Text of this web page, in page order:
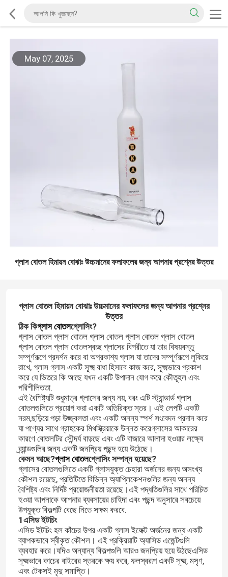
May 07, 2025
গ্লাস বোতল হিমায়ন বোঝাঃ উচ্চমানের ফলাফলের জন্য আপনার প্রশ্নের উত্তর
গ্লাস বোতল হিমায়ন বোঝাঃ উচ্চমানের ফলাফলের জন্য আপনার প্রশ্নের
উত্তর
ঠিক কিগ্লাস বোতলগ্লোসিং?
গ্লাস বোতল গ্লাস বোতল গ্লাস বোতল গ্লাস বোতল গ্লাস বোতল
গ্লাস বোতল গ্লাস বোতলস্বচ্ছ গ্লাসের বিপরীতে যা তার বিষয়বস্তু
সম্পূর্ণরূপে প্রদর্শন করে বা অপ্রকাশ্য গ্লাস যা তাদের সম্পূর্ণরূপে লুকিয়ে
রাখে, গ্লাস গ্লাস একটি সূক্ষ্ম বাধা হিসাবে কাজ করে, সূক্ষ্মভাবে প্রকাশ
করে যে ভিতরে কি আছে যখন একটি উপাদান যোগ করে কৌতূহল এবং
পরিশীলিততা.
এই বৈশিষ্ট্যটি শুধুমাত্র গ্লাসের জন্য নয়, বরং এটি স্ট্যান্ডার্ড গ্লাস
বোতলগুলিতে প্রয়োগ করা একটি অতিরিক্ত স্তর। এই লেপটি একটি
নরম,ছড়িয়ে পড়া উজ্জ্বলতা এবং একটি অনন্য স্পর্শ সংবেদন প্রদান করে
যা পণ্যের সাথে গ্রাহকের মিথস্ক্রিয়াকে উন্নত করেগ্লাসের আকারের
কারণে বোতলটির সৌন্দর্য বাড়ছে এবং এটি বাজারে আলাদা হওয়ার লক্ষ্যে
ব্র্যান্ডগুলির জন্য একটি জনপ্রিয় পছন্দ হয়ে উঠেছে।
কেমন আছে?গ্লাস বোতলগ্লোসিং সম্পন্ন হয়েছে?
গ্লাসের বোতলগুলিতে একটি গ্লাসযুক্ত চেহারা অর্জনের জন্য অসংখ্য
কৌশল রয়েছে, প্রতিটিতে বিভিন্ন অ্যাপ্লিকেশনগুলির জন্য অনন্য
বৈশিষ্ট্য এবং নির্দিষ্ট প্রয়োজনীয়তা রয়েছে।এই পদ্ধতিগুলির সাথে পরিচিত
হওয়া আপনাকে আপনার ব্যবসায়ের চাহিদা এবং পছন্দ অনুসারে সবচেয়ে
উপযুক্ত বিকল্পটি বেছে নিতে সক্ষম করবে.
1এসিড ইটচিং
এসিড ইটচিং হল কাঁচের উপর একটি গ্লাস ইফেক্ট অর্জনের জন্য একটি
ব্যাপকভাবে স্বীকৃত কৌশল। এই প্রক্রিয়াটি অ্যাসিড এজেন্টগুলি
ব্যবহার করে।যদিও অন্যান্য বিকল্পগুলি আরও জনপ্রিয় হয়ে উঠছেএসিড
সূক্ষ্মভাবে কাচের বাইরের স্তরকে ক্ষয় করে, ফলস্বরূপ একটি সূক্ষ্ম, মসৃণ,
এবং টেকসই মৃদু সমাপ্তি।